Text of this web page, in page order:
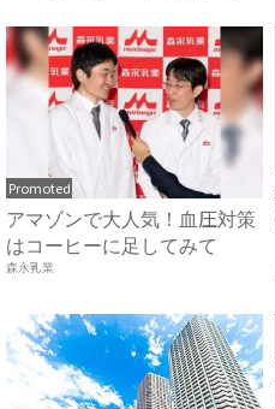
Promoted
アマゾンで大人気！血圧対策
はコーヒーに足してみて
森永乳業